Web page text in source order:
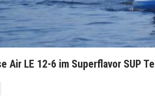
Air LE 12-6 im Superflavor SUP